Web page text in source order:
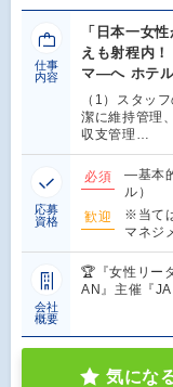
仕事
内容
「日本一女
えも射程内
マ―へ ホテル
（1）スタッ
潔に維持管理
収支管理…
応募
資格
必須
―基本
ル）
歓迎
※当て
マネジ
会社
概要
🏆『女性リー
AN』主催『
気にな